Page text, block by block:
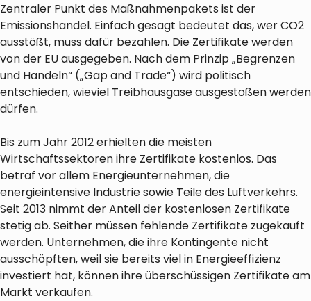
Zentraler Punkt des Maßnahmenpakets ist der
Emissionshandel. Einfach gesagt bedeutet das, wer CO2
ausstößt, muss dafür bezahlen. Die Zertifikate werden
von der EU ausgegeben. Nach dem Prinzip „Begrenzen
und Handeln“ („Gap and Trade“) wird politisch
entschieden, wieviel Treibhausgase ausgestoßen werden
dürfen.
Bis zum Jahr 2012 erhielten die meisten
Wirtschaftssektoren ihre Zertifikate kostenlos. Das
betraf vor allem Energieunternehmen, die
energieintensive Industrie sowie Teile des Luftverkehrs.
Seit 2013 nimmt der Anteil der kostenlosen Zertifikate
stetig ab. Seither müssen fehlende Zertifikate zugekauft
werden. Unternehmen, die ihre Kontingente nicht
ausschöpften, weil sie bereits viel in Energieeffizienz
investiert hat, können ihre überschüssigen Zertifikate am
Markt verkaufen.